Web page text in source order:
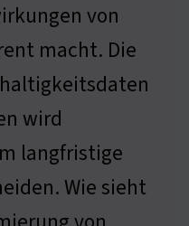
von
macht. Die
wird
langfristige
Wie sieht